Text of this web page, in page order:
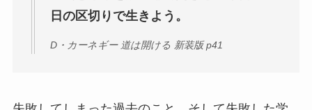
日の区切りで生きよう。
D・カーネギー 道は開ける 新装版 p41